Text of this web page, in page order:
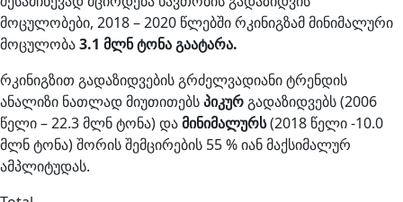
მოცულობები, 2018 – 2020 წლებში რკინიგზამ მინიმალური
მოცულობა3.1 მლნ ტონა გაატარა.
რკინიგზით გადაზიდვების გრძელვადიანი ტრენდის
ანალიზი ნათლად მიუთითებსპიკურგადაზიდვებს (2006
წელი – 22.3 მლნ ტონა) დამინიმალურს(2018 წელი -10.0
მლნ ტონა) შორის შემცირების 55 % იან მაქსიმალურ
ამპლიტუდას.